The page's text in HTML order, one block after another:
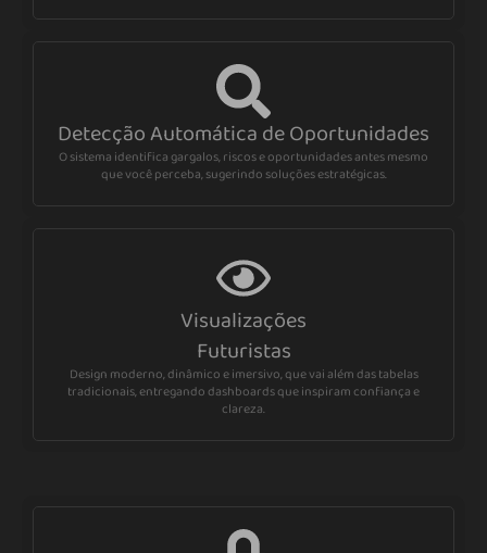
Detecção Automática de Oportunidades
O sistema identifica gargalos, riscos e oportunidades antes mesmo
que você perceba, sugerindo soluções estratégicas.
Visualizações
Futuristas
Design moderno, dinâmico e imersivo, que vai além das tabelas
tradicionais, entregando dashboards que inspiram confiança e
clareza.